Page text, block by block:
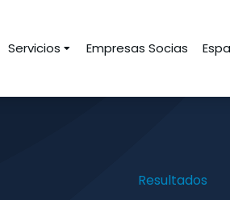
Servicios Empresas Socias
Resultados